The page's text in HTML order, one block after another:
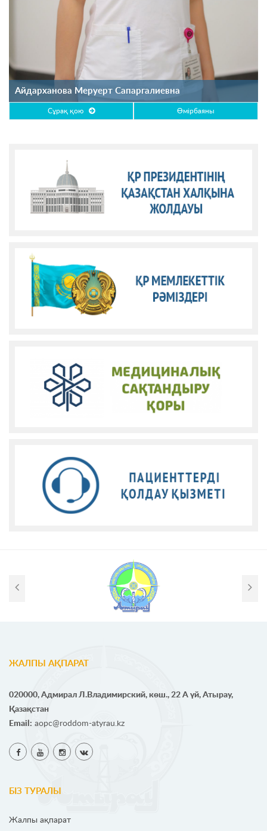
Айдарханова Меруерт Сапаргалиевна
Сұрақ қою Өмірбаяны
ЖАЛПЫ АҚПАРАТ
020000, Адмирал Л.Владимирский, көш., 22 А үй, Атырау,
Қазақстан
Email: aopc@roddom-atyrau.kz
БІЗ ТУРАЛЫ
Жалпы ақпарат